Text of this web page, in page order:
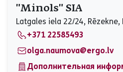
Вторник
09:00 - 17:00
Среда
09:00 - 17:00
Четверг
09:00 -
Пятница
09:00 - 17:00
Суббота
Закрыто
Воскресенье
Закрыто
"Minols" SIA
Latgales iela 22/24, Rēzekne,
+371 22585493
olga.naumova@ergo.lv
Дополнительная